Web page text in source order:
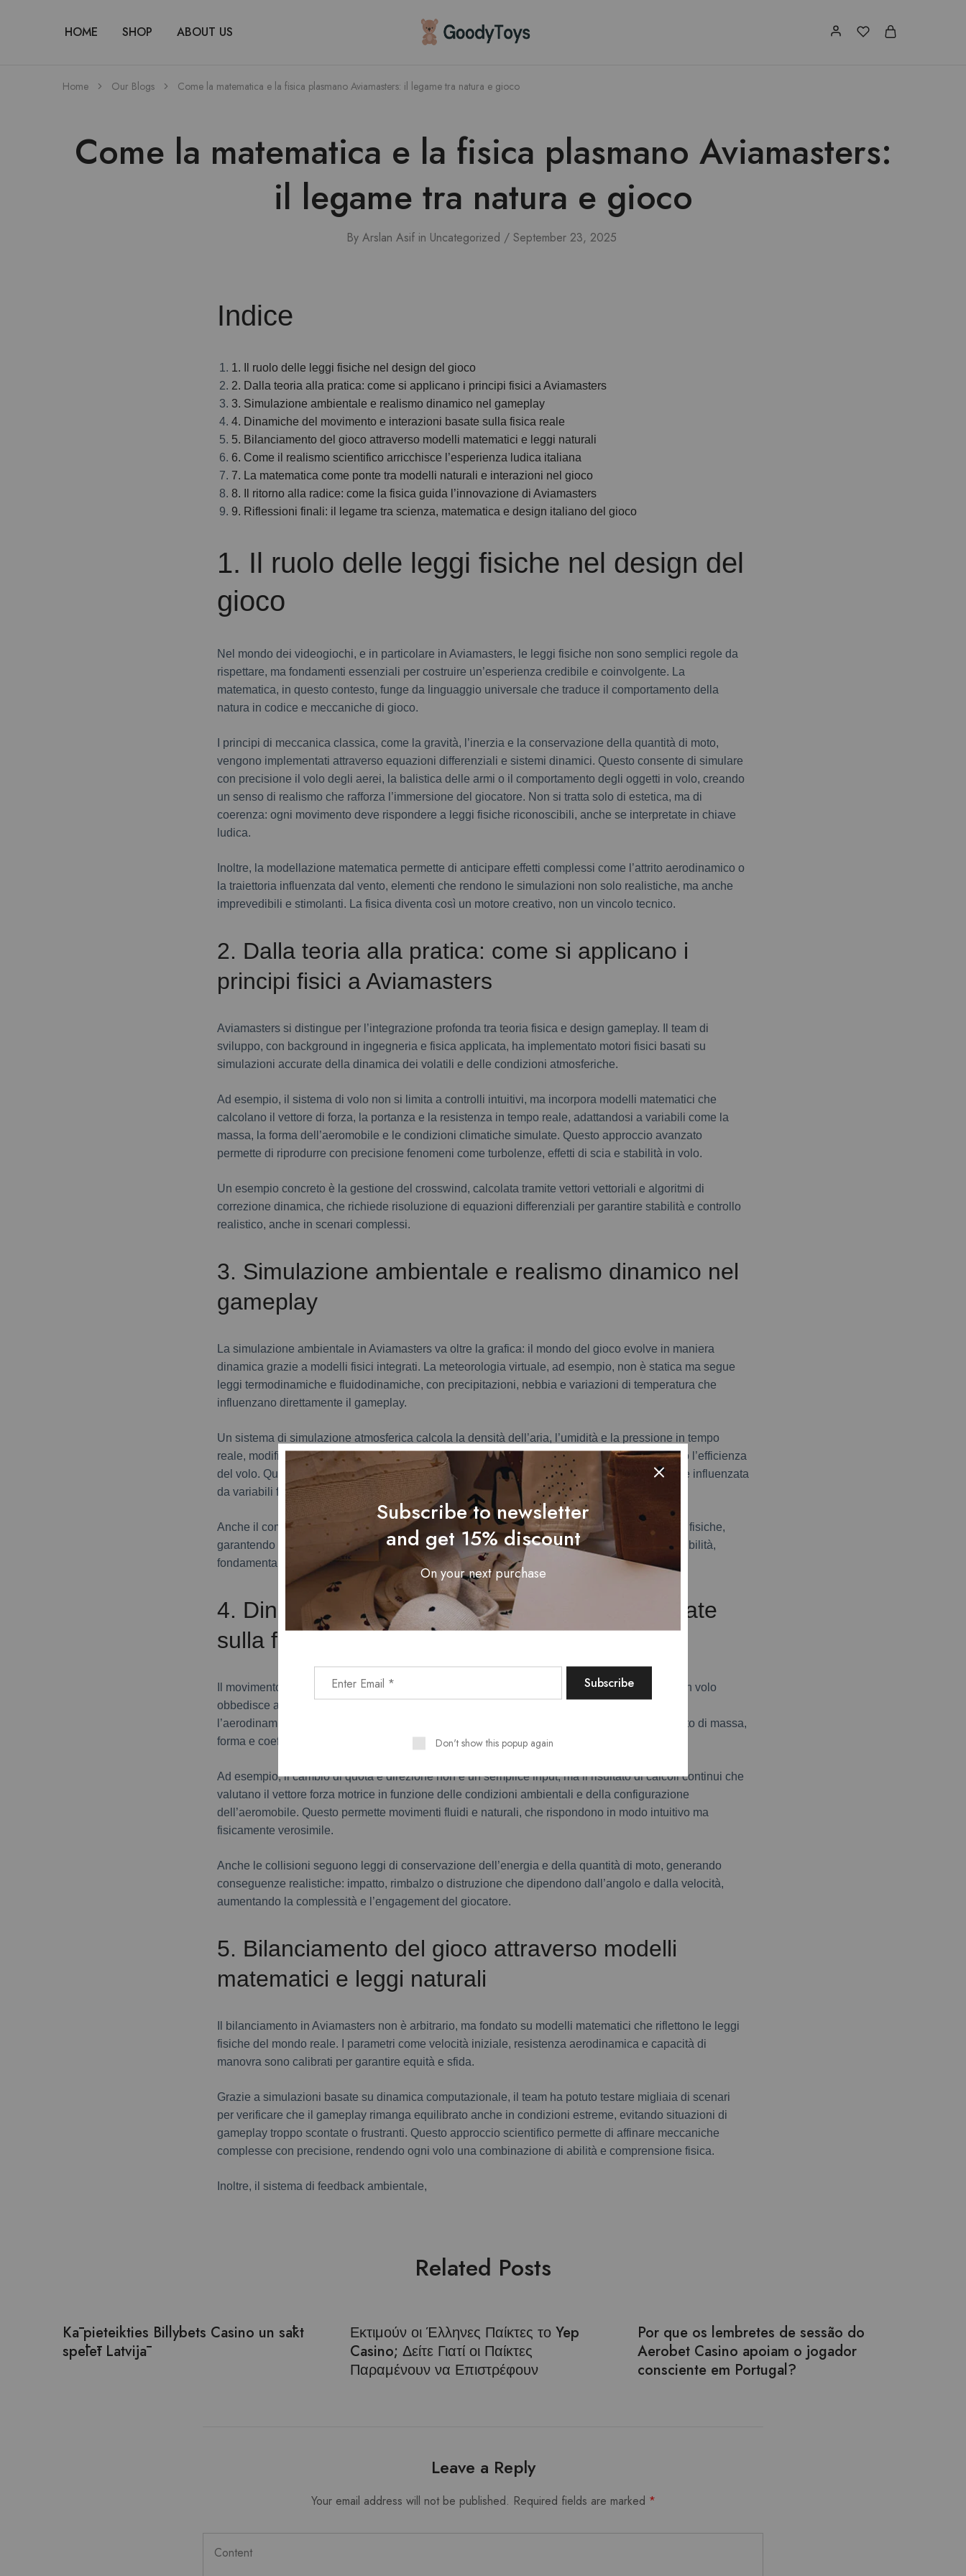
HOME SHOP ABOUT US Children
Toys
Home Our Blogs Come la matematica e la fisica plasmano Aviamasters: il legame tra natura e gioco
Come la matematica e la fisica plasmano Aviamasters:
il legame tra natura e gioco
By Arslan Asif in Uncategorized September 23, 2025
Indice
1. Il ruolo delle leggi fisiche nel design del gioco
2. Dalla teoria alla pratica: come si applicano i principi fisici a Aviamasters
3. Simulazione ambientale e realismo dinamico nel gameplay
4. Dinamiche del movimento e interazioni basate sulla fisica reale
5. Bilanciamento del gioco attraverso modelli matematici e leggi naturali
6. Come il realismo scientifico arricchisce l’esperienza ludica italiana
7. La matematica come ponte tra modelli naturali e interazioni nel gioco
8. Il ritorno alla radice: come la fisica guida l’innovazione di Aviamasters
9. Riflessioni finali: il legame tra scienza, matematica e design italiano del gioco
1. Il ruolo delle leggi fisiche nel design del
gioco
Nel mondo dei videogiochi, e in particolare in Aviamasters, le leggi fisiche non sono semplici regole da
rispettare, ma fondamenti essenziali per costruire un’esperienza credibile e coinvolgente. La
matematica, in questo contesto, funge da linguaggio universale che traduce il comportamento della
natura in codice e meccaniche di gioco.
I principi di meccanica classica, come la gravità, l’inerzia e la conservazione della quantità di moto,
vengono implementati attraverso equazioni differenziali e sistemi dinamici. Questo consente di simulare
con precisione il volo degli aerei, la balistica delle armi o il comportamento degli oggetti in volo, creando
un senso di realismo che rafforza l’immersione del giocatore. Non si tratta solo di estetica, ma di
coerenza: ogni movimento deve rispondere a leggi fisiche riconoscibili, anche se interpretate in chiave
ludica.
Inoltre, la modellazione matematica permette di anticipare effetti complessi come l’attrito aerodinamico o
la traiettoria influenzata dal vento, elementi che rendono le simulazioni non solo realistiche, ma anche
imprevedibili e stimolanti. La fisica diventa così un motore creativo, non un vincolo tecnico.
2. Dalla teoria alla pratica: come si applicano i
principi fisici a Aviamasters
Aviamasters si distingue per l’integrazione profonda tra teoria fisica e design gameplay. Il team di
sviluppo, con background in ingegneria e fisica applicata, ha implementato motori fisici basati su
simulazioni accurate della dinamica dei volatili e delle condizioni atmosferiche.
Ad esempio, il sistema di volo non si limita a controlli intuitivi, ma incorpora modelli matematici che
calcolano il vettore di forza, la portanza e la resistenza in tempo reale, adattandosi a variabili come la
massa, la forma dell’aeromobile e le condizioni climatiche simulate. Questo approccio avanzato
permette di riprodurre con precisione fenomeni come turbolenze, effetti di scia e stabilità in volo.
Un esempio concreto è la gestione del crosswind, calcolata tramite vettori vettoriali e algoritmi di
correzione dinamica, che richiede risoluzione di equazioni differenziali per garantire stabilità e controllo
realistico, anche in scenari complessi.
3. Simulazione ambientale e realismo dinamico nel
gameplay
La simulazione ambientale in Aviamasters va oltre la grafica: il mondo del gioco evolve in maniera
dinamica grazie a modelli fisici integrati. La meteorologia virtuale, ad esempio, non è statica ma segue
leggi termodinamiche e fluidodinamiche, con precipitazioni, nebbia e variazioni di temperatura che
influenzano direttamente il gameplay.
Un sistema di simulazione atmosferica calcola la densità dell’aria, l’umidità e la pressione in tempo
reale, modificando le proprietà
aerodinamiche
degli aerei e impattando la portata delle armi o l’efficienza
del volo. Questo genera un ambiente reattivo e credibile, in cui ogni decisione del giocatore è influenzata
da variabili fisiche reali.
Anche il comportamento degli oggetti – come proiettili, detriti o nuvole – è governato da leggi fisiche,
garantendo interazioni coerenti e prevedibili, ma al contempo ricche di variabilità e imprevedibilità,
fondamentali per il senso di dinamismo.
4. Dinamiche del movimento e interazioni basate
sulla fisica reale
Il movimento nel gioco è regolato da leggi newtoniane: ogni aeromobile, proiettile o oggetto in volo
obbedisce a forze che ne determinano accelerazione, traiettoria e decelerazione. La gravità,
l’aerodinamica e l’inerzia sono implementate attraverso equazioni del moto che tengono conto di massa,
forma e coefficiente di resistenza.
Ad esempio, il cambio di quota e direzione non è un semplice input, ma il risultato di calcoli continui che
valutano il vettore forza motrice in funzione delle condizioni ambientali e della configurazione
dell’aeromobile. Questo permette movimenti fluidi e naturali, che rispondono in modo intuitivo ma
fisicamente verosimile.
Anche le collisioni seguono leggi di conservazione dell’energia e della quantità di moto, generando
conseguenze realistiche: impatto, rimbalzo o distruzione che dipendono dall’angolo e dalla velocità,
aumentando la complessità e l’engagement del giocatore.
5. Bilanciamento del gioco attraverso modelli
matematici e leggi naturali
Il bilanciamento in Aviamasters non è arbitrario, ma fondato su modelli matematici che riflettono le leggi
fisiche del mondo reale. I parametri come velocità iniziale, resistenza aerodinamica e capacità di
manovra sono calibrati per garantire equità e sfida.
Grazie a simulazioni basate su dinamica computazionale, il team ha potuto testare migliaia di scenari
per verificare che il gameplay rimanga equilibrato anche in condizioni estreme, evitando situazioni di
gameplay troppo scontate o frustranti. Questo approccio scientifico permette di affinare meccaniche
complesse con precisione, rendendo ogni volo una combinazione di abilità e comprensione fisica.
Inoltre, il sistema di feedback ambientale,
Related Posts
Kā pieteikties Billybets Casino un sākt
spēlēt Latvijā
Εκτιμούν οι Έλληνες Παίκτες το Yep
Casino; Δείτε Γιατί οι Παίκτες
Παραμένουν να Επιστρέφουν
Por que os lembretes de sessão do
Aerobet Casino apoiam o jogador
consciente em Portugal?
Leave a Reply
Your email address will not be published. Required fields are marked *
Subscribe to newsletter
and get 15% discount
On your next purchase
Don't show this popup again